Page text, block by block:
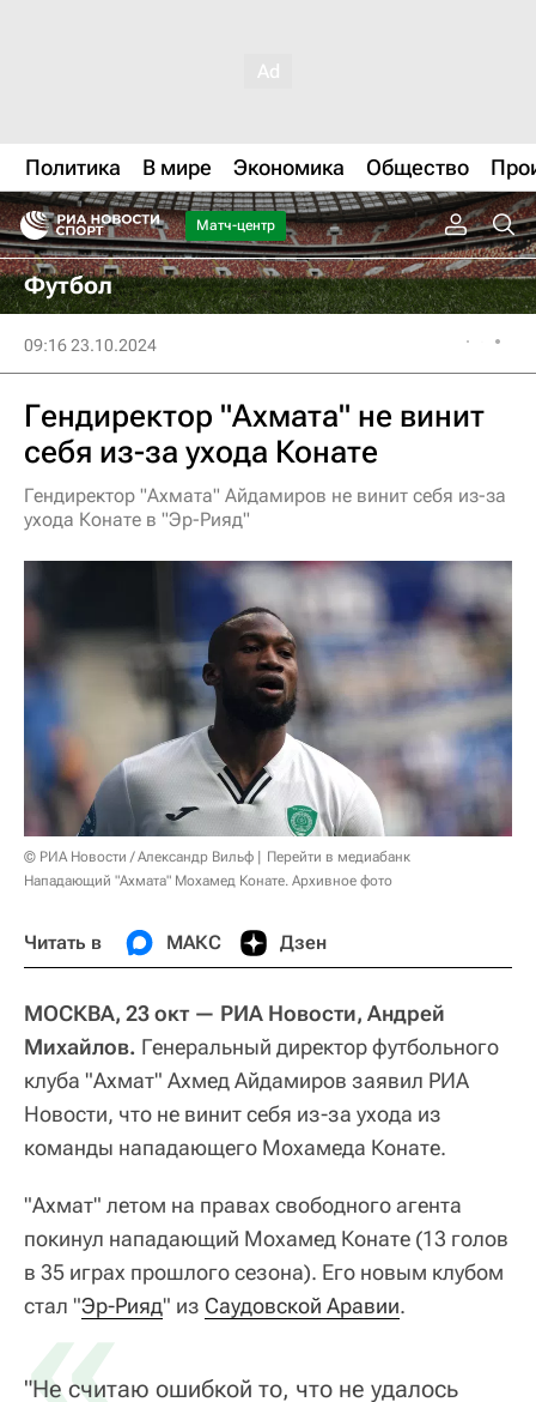
Политика В мире Экономика Общество
Матч-центр
Футбол
09:16 23.10.2024
Гендиректор "Ахмата" не винит
себя из-за ухода Конате
Гендиректор "Ахмата" Айдамиров не винит себя из-за
ухода Конате в "Эр-Рияд"
© РИА Новости / Александр Вильф
Перейти в медиабанк
Нападающий "Ахмата" Мохамед Конате. Архивное фото
Читать в МАКС Дзен
МОСКВА, 23 окт — РИА Новости, Андрей
Михайлов. Генеральный директор футбольного
клуба "Ахмат" Ахмед Айдамиров заявил РИА
Новости, что не винит себя из-за ухода из
команды нападающего Мохамеда Конате.
"Ахмат" летом на правах свободного агента
покинул нападающий Мохамед Конате (13 голов
в 35 играх прошлого сезона). Его новым клубом
стал "Эр-Рияд" из Саудовской Аравии.
"Не считаю ошибкой то, что не удалось